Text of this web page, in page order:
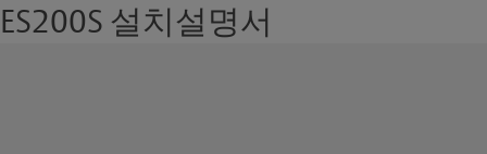
ES200S 설치설명서